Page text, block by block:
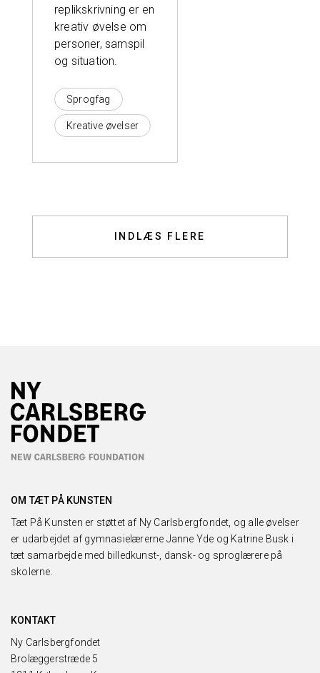
replikskrivning er en
kreativ øvelse om
personer, samspil
og situation.
Sprogfag
Kreative øvelser
INDLÆS FLERE
OM TÆT PÅ KUNSTEN
Tæt På Kunsten er støttet af Ny Carlsbergfondet, og alle øvelser
er udarbejdet af gymnasielærerne Janne Yde og Katrine Busk i
tæt samarbejde med billedkunst-, dansk- og sproglærere på
skolerne.
KONTAKT
Ny Carlsbergfondet
Brolæggerstræde 5